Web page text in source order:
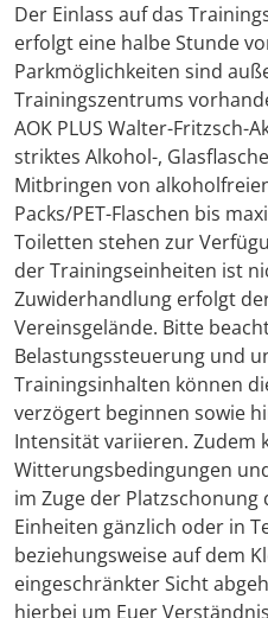
Der Einlass auf das
erfolgt eine halbe Stunde
Parkmöglichkeiten sind
Trainingszentrums
AOK PLUS Walter-Fritzsch-
striktes Alkohol-,
Mitbringen von
Packs/PET-Flaschen bis
Toiletten stehen zur
der Trainingseinheiten ist
Zuwiderhandlung erfolgt
Vereinsgelände. Bitte
Belastungssteuerung und
Trainingsinhalten können
verzögert beginnen sowie
Intensität variieren. Zudem
Witterungsbedingungen
im Zuge der Platzschonung
Einheiten gänzlich oder in
beziehungsweise auf dem
eingeschränkter Sicht
hierbei um Euer